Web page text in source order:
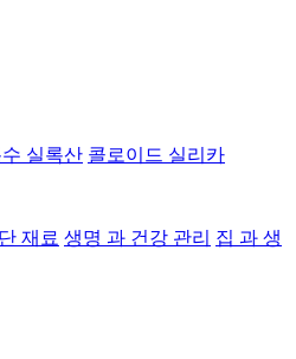
실록산 콜로이드 실리카
재료 생명 과 건강 관리 집 과 생